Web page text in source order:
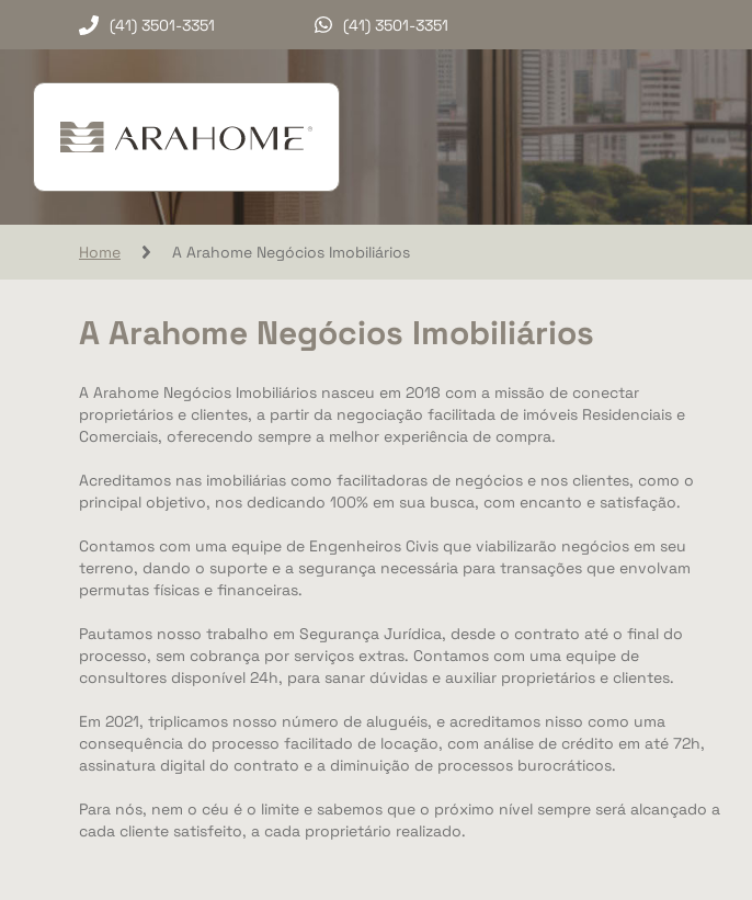
(41) 3501-3351 (41) 3501-3351
Home A Arahome Negócios Imobiliários
A Arahome Negócios Imobiliários
A Arahome Negócios Imobiliários nasceu em 2018 com a missão de conectar
proprietários e clientes, a partir da negociação facilitada de imóveis Residenciais e
Comerciais, oferecendo sempre a melhor experiência de compra.
Acreditamos nas imobiliárias como facilitadoras de negócios e nos clientes, como o
principal objetivo, nos dedicando 100% em sua busca, com encanto e satisfação.
Contamos com uma equipe de Engenheiros Civis que viabilizarão negócios em seu
terreno, dando o suporte e a segurança necessária para transações que envolvam
permutas físicas e financeiras.
Pautamos nosso trabalho em Segurança Jurídica, desde o contrato até o final do
processo, sem cobrança por serviços extras. Contamos com uma equipe de
consultores disponível 24h, para sanar dúvidas e auxiliar proprietários e clientes.
Em 2021, triplicamos nosso número de aluguéis, e acreditamos nisso como uma
consequência do processo facilitado de locação, com análise de crédito em até 72h,
assinatura digital do contrato e a diminuição de processos burocráticos.
Para nós, nem o céu é o limite e sabemos que o próximo nível sempre será alcançado a
cada cliente satisfeito, a cada proprietário realizado.